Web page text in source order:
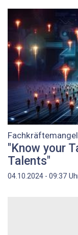
Fachkräftemangel
"Know your
Talents"
04.10.2024 - 09:37